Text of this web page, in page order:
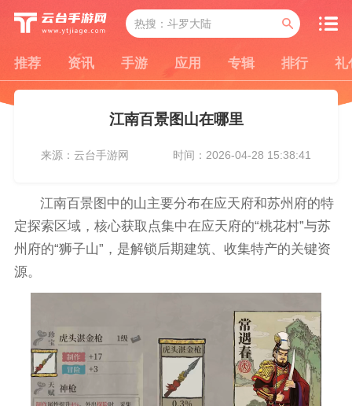
推荐 资讯 手游 应用 专辑 排行 礼
江南百景图山在哪里
来源：云台手游网 时间：2026-04-28 15:38:41
江南百景图中的山主要分布在应天府和苏州府的特
定探索区域，核心获取点集中在应天府的“桃花村”与苏
州府的“狮子山”，是解锁后期建筑、收集特产的关键资
源。